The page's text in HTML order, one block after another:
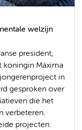
welzijn
president,
koningin Máxima
in
gesproken over
die het
verbeteren.
projecten.